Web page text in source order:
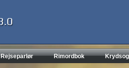
Rejseparlør Rimordbok